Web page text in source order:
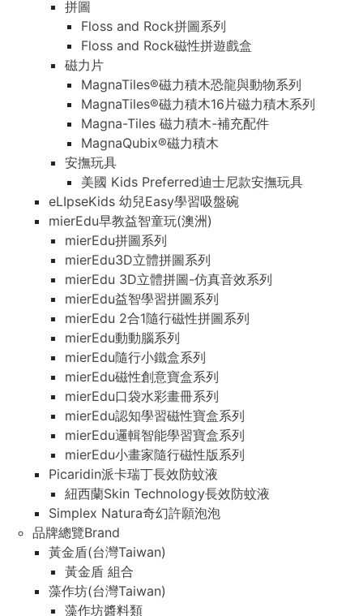
拼圖
Floss and Rock拼圖系列
Floss and Rock磁性拼遊戲盒
磁力片
MagnaTiles®磁力積木恐龍與動物系列
MagnaTiles®磁力積木16片磁力積木系列
Magna-Tiles 磁力積木-補充配件
MagnaQubix®磁力積木
安撫玩具
美國 Kids Preferred迪士尼款安撫玩具
eLIpseKids 幼兒Easy學習吸盤碗
mierEdu早教益智童玩(澳洲)
mierEdu拼圖系列
mierEdu3D立體拼圖系列
mierEdu 3D立體拼圖-仿真音效系列
mierEdu益智學習拼圖系列
mierEdu 2合1隨行磁性拼圖系列
mierEdu動動腦系列
mierEdu隨行小鐵盒系列
mierEdu磁性創意寶盒系列
mierEdu口袋水彩畫冊系列
mierEdu認知學習磁性寶盒系列
mierEdu邏輯智能學習寶盒系列
mierEdu小畫家隨行磁性版系列
Picaridin派卡瑞丁長效防蚊液
紐西蘭Skin Technology長效防蚊液
Simplex Natura奇幻許願泡泡
品牌總覽Brand
黃金盾(台灣Taiwan)
黃金盾 組合
藻作坊(台灣Taiwan)
藻作坊醬料類